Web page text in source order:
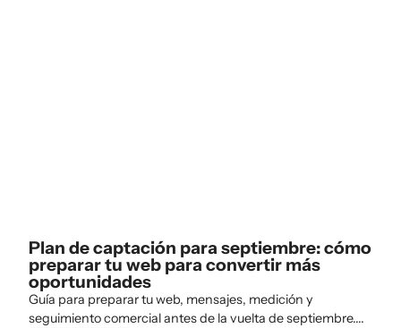
Plan de captación para septiembre: cómo
preparar tu web para convertir más
oportunidades
Guía para preparar tu web, mensajes, medición y
seguimiento comercial antes de la vuelta de septiembre....